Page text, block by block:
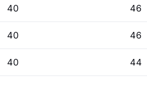
40 46
40 46
40 44